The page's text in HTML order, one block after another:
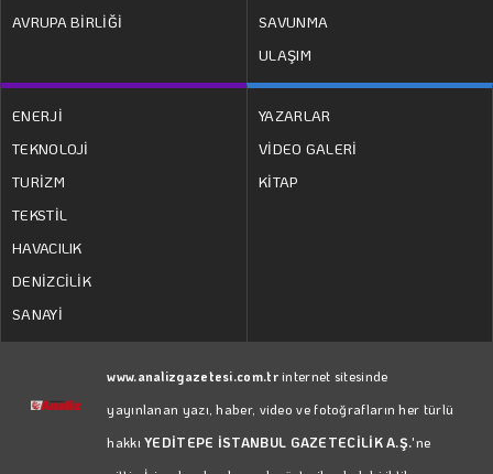
AVRUPA BİRLİĞİ
SAVUNMA
ULAŞIM
ENERJİ
TEKNOLOJİ
TURİZM
TEKSTİL
HAVACILIK
DENİZCİLİK
SANAYİ
YAZARLAR
VİDEO GALERİ
KİTAP
www.analizgazetesi.com.trinternet sitesinde
yayınlanan yazı, haber, video ve fotoğrafların her türlü
hakkıYEDİTEPE İSTANBUL GAZETECİLİK A.Ş.'ne